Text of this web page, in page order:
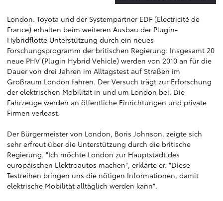
London. Toyota und der Systempartner EDF (Electricité de
France) erhalten beim weiteren Ausbau der Plugin-
Hybridflotte Unterstützung durch ein neues
Forschungsprogramm der britischen Regierung. Insgesamt 20
neue PHV (Plugin Hybrid Vehicle) werden von 2010 an für die
Dauer von drei Jahren im Alltagstest auf Straßen im
Großraum London fahren. Der Versuch trägt zur Erforschung
der elektrischen Mobilität in und um London bei. Die
Fahrzeuge werden an öffentliche Einrichtungen und private
Firmen verleast.
Der Bürgermeister von London, Boris Johnson, zeigte sich
sehr erfreut über die Unterstützung durch die britische
Regierung. "Ich möchte London zur Hauptstadt des
europäischen Elektroautos machen", erklärte er. "Diese
Testreihen bringen uns die nötigen Informationen, damit
elektrische Mobilität alltäglich werden kann".